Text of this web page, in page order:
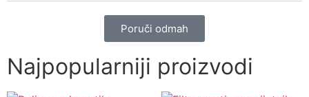
Poruči odmah
Najpopularniji proizvodi